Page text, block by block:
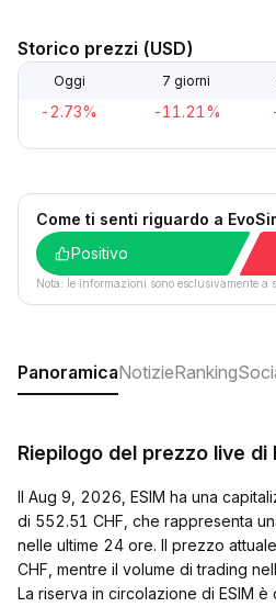
Storico prezzi (USD)
Oggi 7 giorni
-2.73% -11.21%
Come ti senti riguardo a
Positivo
Nota: le informazioni sono esclusivamente a
PanoramicaNotizieRanking
Riepilogo del prezzo live di
Il Aug 9, 2026, ESIM ha una
di 552.51 CHF, che rappresenta
nelle ultime 24 ore. Il prezzo
CHF, mentre il volume di trading
La riserva in circolazione di ESIM